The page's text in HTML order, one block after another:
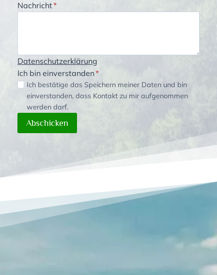
Nachricht*
Datenschutzerklärung
Ich bin einverstanden*
Ich bestätige das Speichern meiner Daten und bin
einverstanden, dass Kontakt zu mir aufgenommen
werden darf.
Abschicken